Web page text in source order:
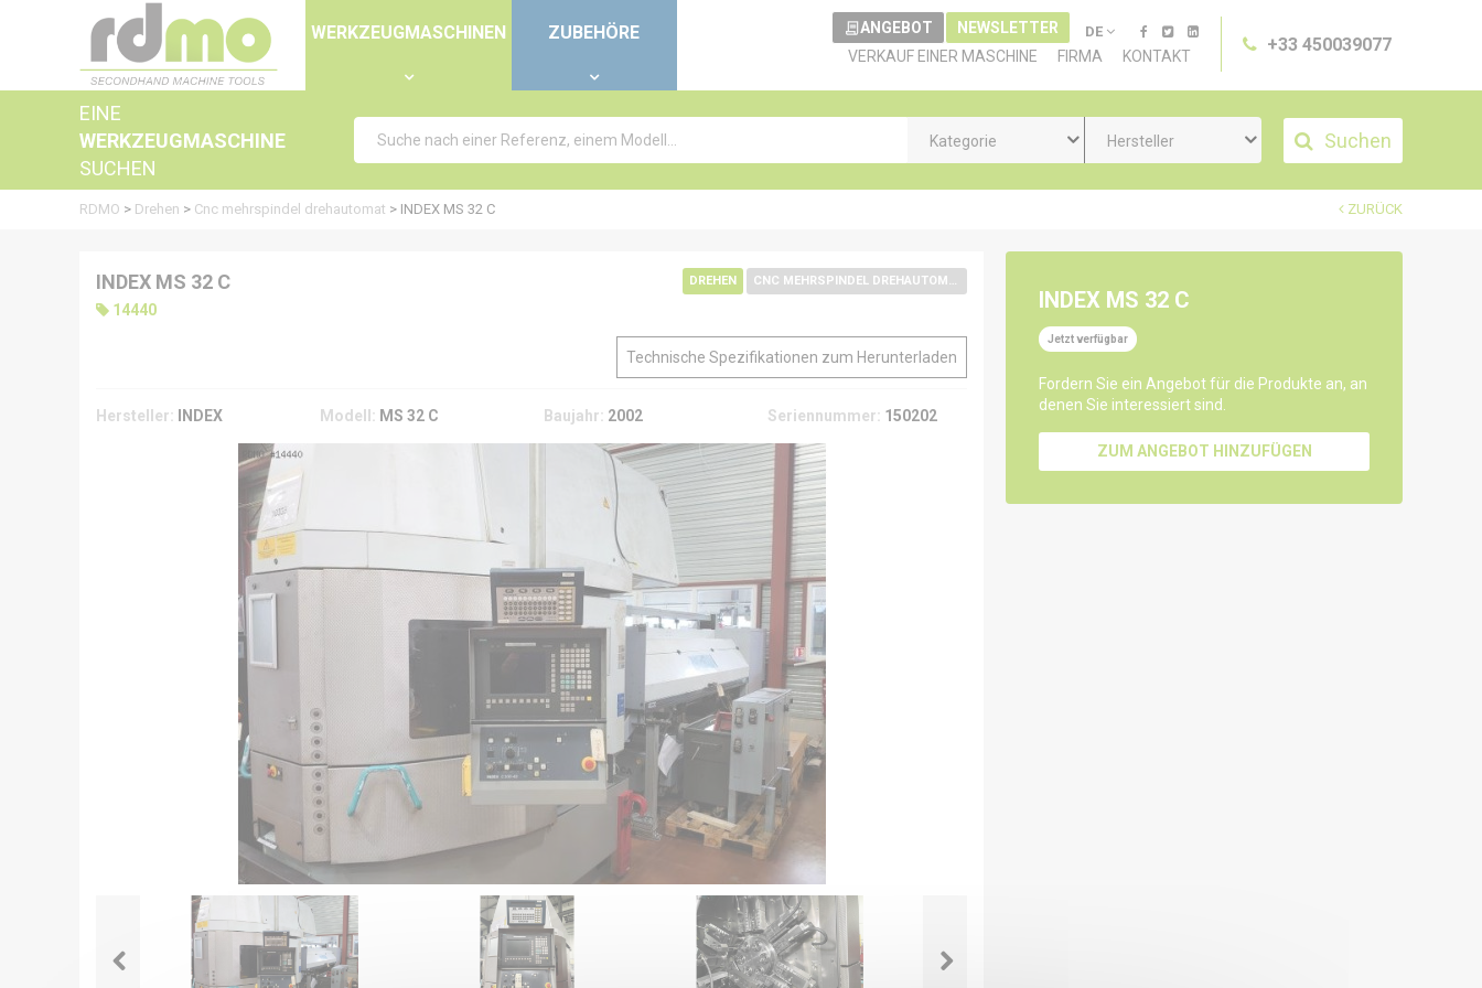
WERKZEUGMASCHINEN ZUBEHÖRE
+33 450039077
ANGEBOT NEWSLETTER DE
VERKAUF EINER MASCHINE FIRMA KONTAKT
EINE
WERKZEUGMASCHINE
SUCHEN
Kategorie Hersteller Suchen
ZURÜCK
RDMO > Drehen > Cnc mehrspindel drehautomat > INDEX MS 32 C
INDEX MS 32 C DREHEN CNC MEHRSPINDEL DREHAUTOMAT
14440
Technische Spezifikationen zum Herunterladen
Hersteller: INDEX Modell: MS 32 C Baujahr: 2002 Seriennummer: 150202
INDEX MS 32 C
Jetzt verfügbar
Fordern Sie ein Angebot für die Produkte an, an
denen Sie interessiert sind.
ZUM ANGEBOT HINZUFÜGEN